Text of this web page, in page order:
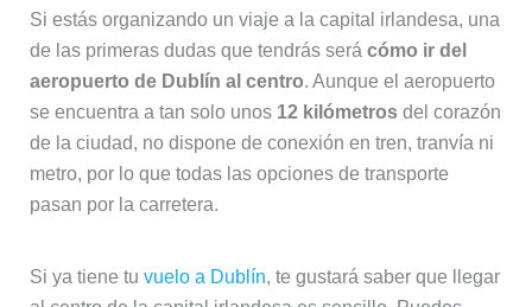
Si estás organizando un viaje a la capital irlandesa, una
de las primeras dudas que tendrás será cómo ir del
aeropuerto de Dublín al centro. Aunque el aeropuerto
se encuentra a tan solo unos 12 kilómetrosdel corazón
de la ciudad, no dispone de conexión en tren, tranvía ni
metro, por lo que todas las opciones de transporte
pasan por la carretera.
Si ya tiene tu vuelo a Dublín, te gustará saber que llegar